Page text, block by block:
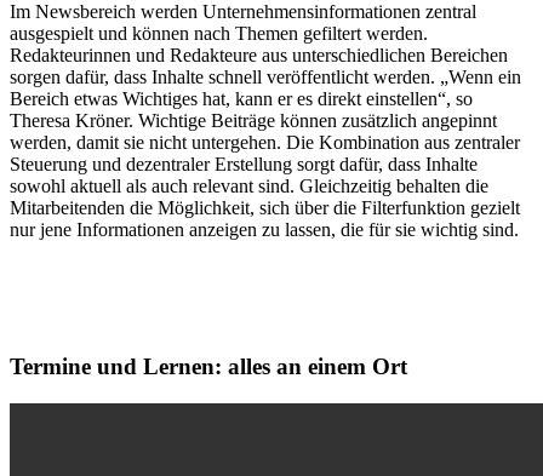
Im Newsbereich werden Unternehmensinformationen zentral
ausgespielt und können nach Themen gefiltert werden.
Redakteurinnen und Redakteure aus unterschiedlichen Bereichen
sorgen dafür, dass Inhalte schnell veröffentlicht werden. „Wenn ein
Bereich etwas Wichtiges hat, kann er es direkt einstellen“, so
Theresa Kröner. Wichtige Beiträge können zusätzlich angepinnt
werden, damit sie nicht untergehen. Die Kombination aus zentraler
Steuerung und dezentraler Erstellung sorgt dafür, dass Inhalte
sowohl aktuell als auch relevant sind. Gleichzeitig behalten die
Mitarbeitenden die Möglichkeit, sich über die Filterfunktion gezielt
nur jene Informationen anzeigen zu lassen, die für sie wichtig sind.
Termine und Lernen: alles an einem Ort